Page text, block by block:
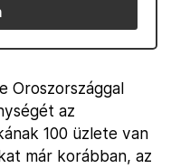
Oroszországgal
az
100 üzlete van
már korábban, az